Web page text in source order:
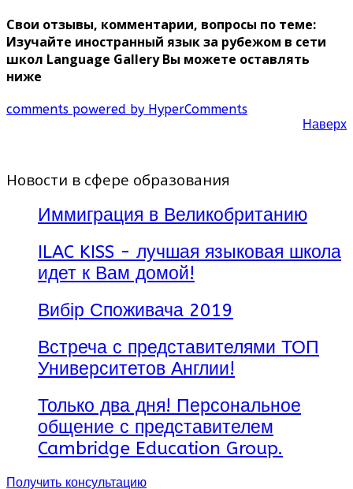
Свои отзывы, комментарии, вопросы по теме:
Изучайте иностранный язык за рубежом в сети
школ Language Gallery Вы можете оставлять
ниже
comments powered by HyperComments
Наверх
Новости в сфере образования
Иммиграция в Великобританию
ILAC KISS - лучшая языковая школа
идет к Вам домой!
Вибір Споживача 2019
Встреча с представителями ТОП
Университетов Англии!
Только два дня! Персональное
общение с представителем
Cambridge Education Group.
Получить консультацию